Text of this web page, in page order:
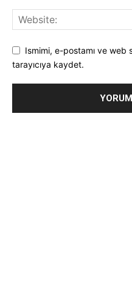
Ismimi, e-postamı ve
tarayıcıya kaydet.